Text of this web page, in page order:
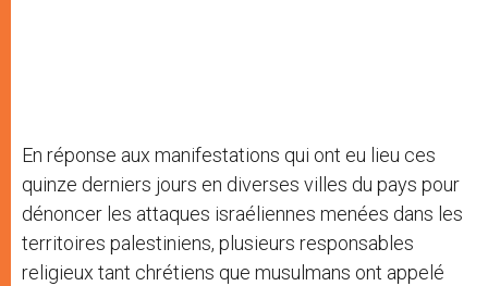
En réponse aux manifestations qui ont eu lieu ces
quinze derniers jours en diverses villes du pays pour
dénoncer les attaques israéliennes menées dans les
territoires palestiniens, plusieurs responsables
religieux tant chrétiens que musulmans ont appelé